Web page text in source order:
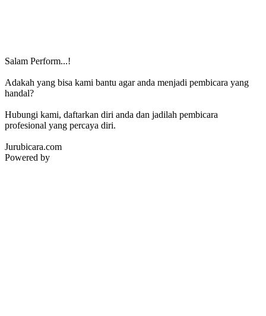
Salam Perform...!
Adakah yang bisa kami bantu agar anda menjadi pembicara yang
handal?
Hubungi kami, daftarkan diri anda dan jadilah pembicara
profesional yang percaya diri.
Jurubicara.com
Powered by